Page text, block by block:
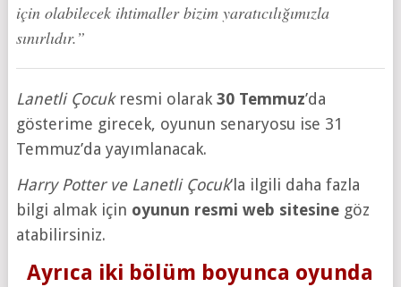
için olabilecek ihtimaller bizim yaratıcılığımızla
sınırlıdır.”
Lanetli Çocukresmi olarak 30 Temmuz’da
gösterime girecek, oyunun senaryosu ise 31
Temmuz’da yayımlanacak.
Harry Potter ve Lanetli Çocuk‘la ilgili daha fazla
bilgi almak için oyunun resmi web sitesinegöz
atabilirsiniz.
Ayrıca iki bölüm boyunca oyunda